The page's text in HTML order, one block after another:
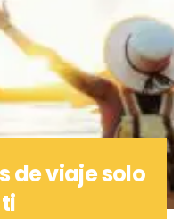
de viaje solo